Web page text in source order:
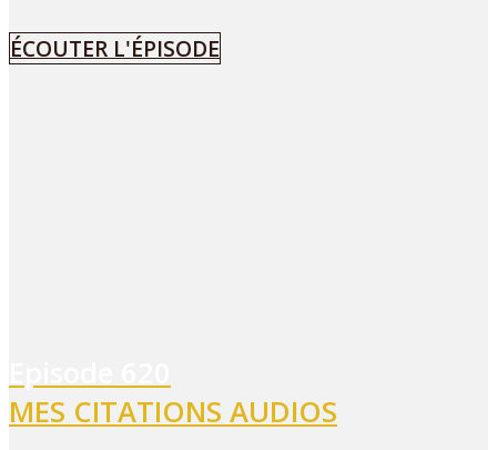
ÉCOUTER L'ÉPISODE
MES CITATIONS AUDIOS